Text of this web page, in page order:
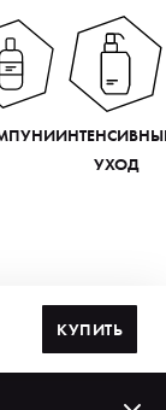
УХОД
КУПИТЬ